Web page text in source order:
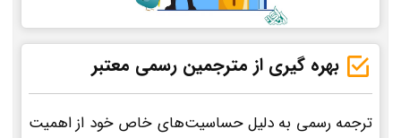
بهره گیری از مترجمین رسمی معتبر
ترجمه رسمی به دلیل حساسیت‌های خاص خود از اهمیت